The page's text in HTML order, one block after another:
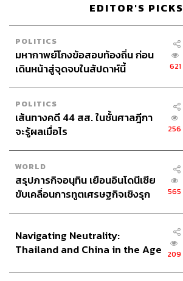
EDITOR'S PICKS
POLITICS
มหากาพย์โกงข้อสอบท้องถิ่น ก่อน
เดินหน้าสู่จุดจบในสัปดาห์นี้
621
POLITICS
เส้นทางคดี 44 สส. ในชั้นศาลฎีกา
จะรู้ผลเมื่อไร
256
WORLD
สรุปภารกิจอนุทิน เยือนอินโดนีเซีย
ขับเคลื่อนการทูตเศรษฐกิจเชิงรุก
565
Navigating Neutrality:
Thailand and China in the Age
209